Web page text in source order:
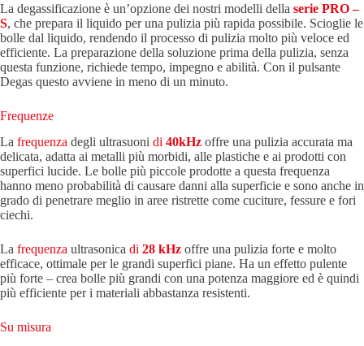
La degassificazione è un’opzione dei nostri modelli della serie PRO –
S, che prepara il liquido per una pulizia più rapida possibile. Scioglie le
bolle dal liquido, rendendo il processo di pulizia molto più veloce ed
efficiente. La preparazione della soluzione prima della pulizia, senza
questa funzione, richiede tempo, impegno e abilità. Con il pulsante
Degas questo avviene in meno di un minuto.
Frequenze
La frequenza degli ultrasuoni di 40kHz offre una pulizia accurata ma
delicata, adatta ai metalli più morbidi, alle plastiche e ai prodotti con
superfici lucide. Le bolle più piccole prodotte a questa frequenza
hanno meno probabilità di causare danni alla superficie e sono anche in
grado di penetrare meglio in aree ristrette come cuciture, fessure e fori
ciechi.
La frequenza ultrasonica di 28 kHz offre una pulizia forte e molto
efficace, ottimale per le grandi superfici piane. Ha un effetto pulente
più forte – crea bolle più grandi con una potenza maggiore ed è quindi
più efficiente per i materiali abbastanza resistenti.
Su misura